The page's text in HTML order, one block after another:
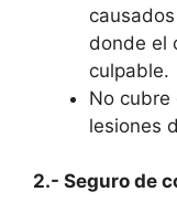
donde el
culpable.
No cubre
lesiones
2.- Seguro de